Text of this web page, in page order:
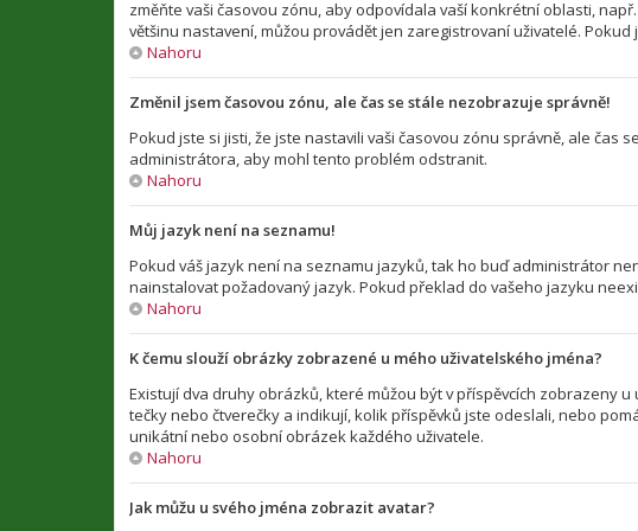
změňte vaši časovou zónu, aby odpovídala vaší konkrétní oblasti,
většinu nastavení, můžou provádět jen zaregistrovaní uživatelé.
Nahoru
Změnil jsem časovou zónu, ale čas se stále nezobrazuje správně!
Pokud jste si jisti, že jste nastavili vaši časovou zónu správně, ale
administrátora, aby mohl tento problém odstranit.
Nahoru
Můj jazyk není na seznamu!
Pokud váš jazyk není na seznamu jazyků, tak ho buď administrátor
nainstalovat požadovaný jazyk. Pokud překlad do vašeho jazyku
Nahoru
K čemu slouží obrázky zobrazené u mého uživatelského jména?
Existují dva druhy obrázků, které můžou být v příspěvcích zobrazeny
tečky nebo čtverečky a indikují, kolik příspěvků jste odeslali, nebo
unikátní nebo osobní obrázek každého uživatele.
Nahoru
Jak můžu u svého jména zobrazit avatar?